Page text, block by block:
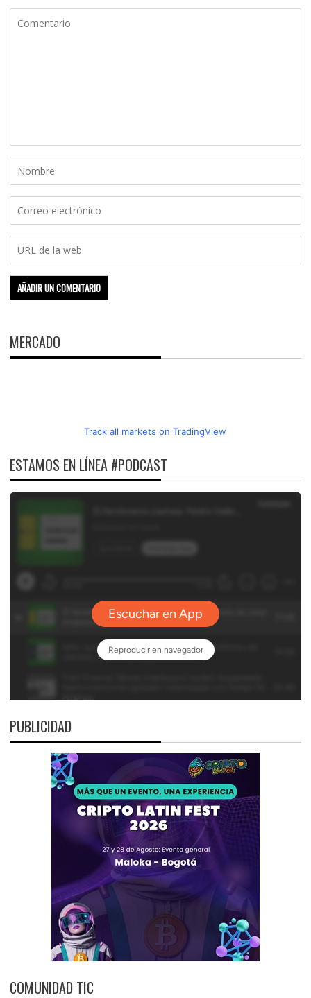
MERCADO
Track all markets on TradingView
ESTAMOS EN LÍNEA #PODCAST
PUBLICIDAD
COMUNIDAD TIC